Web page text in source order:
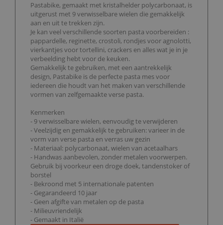
Pastabike, gemaakt met kristalhelder polycarbonaat, is
uitgerust met 9 verwisselbare wielen die gemakkelijk
aan en uit te trekken zijn.
Je kan veel verschillende soorten pasta voorbereiden :
pappardelle, reginette, crostoli, rondjes voor agnolotti,
vierkantjes voor tortellini, crackers en alles wat je in je
verbeelding hebt voor de keuken.
Gemakkelijk te gebruiken, met een aantrekkelijk
design, Pastabike is de perfecte pasta mes voor
iedereen die houdt van het maken van verschillende
vormen van zelfgemaakte verse pasta.
Kenmerken
- 9 verwisselbare wielen, eenvoudig te verwijderen
- Veelzijdig en gemakkelijk te gebruiken: varieer in de
vorm van verse pasta en verras uw gezin
- Materiaal: polycarbonaat, wielen van acetaalhars
- Handwas aanbevolen, zonder metalen voorwerpen.
Gebruik bij voorkeur een droge doek, tandenstoker of
borstel
- Bekroond met 5 internationale patenten
- Gegarandeerd 10 jaar
- Geen afgifte van metalen op de pasta
- Milieuvriendelijk
- Gemaakt in Italië